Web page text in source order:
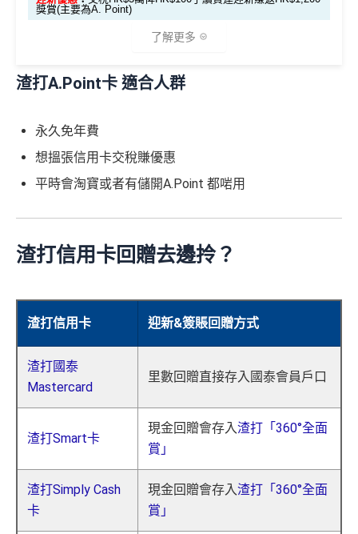
✅優點
天涯嘅朋友
贈
Visa Card，渣打信用卡優惠
omotion，Mastercard無份，可以食盡突發
查看更多信用卡詳情及分析...
獎賞(主要為A. Point)
了解更多
🎁迎新禮遇
好抵！交稅HK$3萬俾HK$100手續費連迎新賺返HK$1,20
新客戶成功申請(未曾有Q Credit Card，有其他渣打卡
成功啓動實體A. Point信用卡及完成首筆任何交易賺20
通過AlipayHK應用程式進行指定簽賬交稅，每HK$1賺
0）
交HK$3萬稅已經可以賺到600,000 A. Point
他信用卡低高達1.5%)，交HK$3萬啫係有HK$3
00手續費
Ali p
續費HK$300-HK$200交雜費免手續費贈)，淨賺返HK$1,2
00！A. Point相當易用，只需要用Alipay消費就可以1,000
A. Point=HK$1即時抵扣簽賬
渣打A.Point卡 適合人群
永久免年費
想搵張信用卡交稅賺優惠
平時會淘寶或者有儲開A.Point 都啱用
渣打信用卡回贈去邊拎？
渣打信用卡 迎新&簽賬回贈方式
渣打國泰
Mastercard
里數回贈直接存入國泰會員戶口
渣打Smart卡
現金回贈會存入渣打「360°全面
賞」
渣打Simply Cash
卡
現金回贈會存入渣打「360°全面
賞」